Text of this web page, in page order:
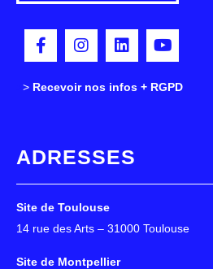
> Recevoir nos infos + RGPD
ADRESSES
Site de Toulouse
14 rue des Arts – 31000 Toulouse
Site de Montpellier